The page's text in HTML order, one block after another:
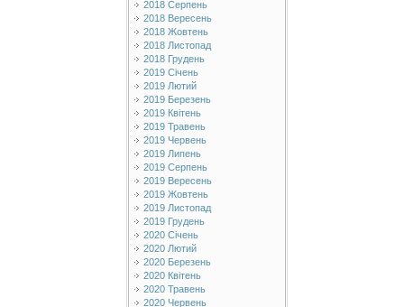
2018 Серпень
2018 Вересень
2018 Жовтень
2018 Листопад
2018 Грудень
2019 Січень
2019 Лютий
2019 Березень
2019 Квітень
2019 Травень
2019 Червень
2019 Липень
2019 Серпень
2019 Вересень
2019 Жовтень
2019 Листопад
2019 Грудень
2020 Січень
2020 Лютий
2020 Березень
2020 Квітень
2020 Травень
2020 Червень